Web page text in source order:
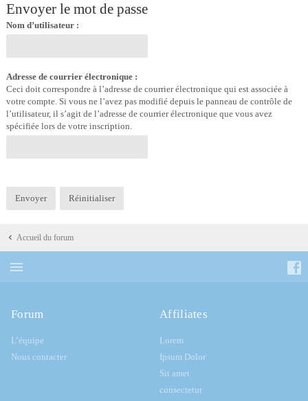
Envoyer le mot de passe
Nom d’utilisateur :
Adresse de courrier électronique :
Ceci doit correspondre à l’adresse de courrier électronique qui est associée à
votre compte. Si vous ne l’avez pas modifié depuis le panneau de contrôle de
l’utilisateur, il s’agit de l’adresse de courrier électronique que vous avez
spécifiée lors de votre inscription.
Accueil du forum
Forum
L’équipe
Nous contacter
Affiliates
Lorem
Ipsum Dolor
Sit amet
consectetur